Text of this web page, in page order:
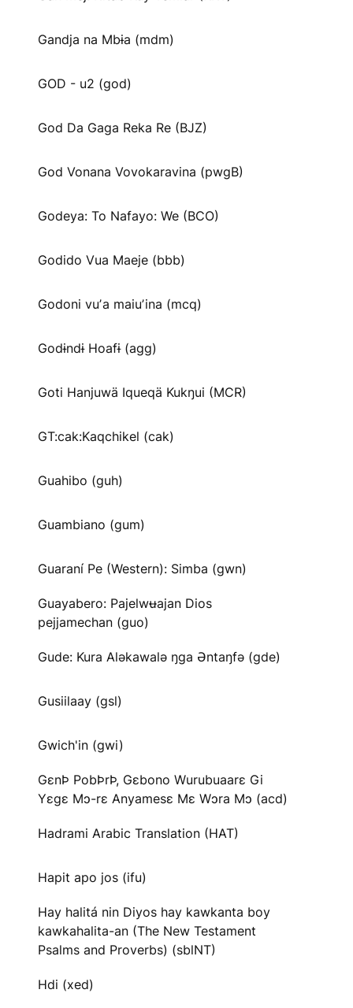
Gandja na Mbɨa (mdm)
GOD - u2 (god)
God Da Gaga Reka Re (BJZ)
God Vonana Vovokaravina (pwgB)
Godeya: To Nafayo: We (BCO)
Godido Vua Maeje (bbb)
Godoni vuʼa maiuʼina (mcq)
Godɨndɨ Hoafɨ (agg)
Goti Hanjuwä Iqueqä Kukŋui (MCR)
GT:cak:Kaqchikel (cak)
Guahibo (guh)
Guambiano (gum)
Guaraní Pe (Western): Simba (gwn)
Guayabero: Pajelwʉajan Dios
pejjamechan (guo)
Gude: Kura Aləkawalə ŋga Əntaŋfə (gde)
Gusiilaay (gsl)
Gwich'in (gwi)
GɛnÞ PobÞrÞ, Gɛbono Wurubuaarɛ Gi
Yɛgɛ Mɔ-rɛ Anyamesɛ Mɛ Wɔra Mɔ (acd)
Hadrami Arabic Translation (HAT)
Hapit apo jos (ifu)
Hay halitá nin Diyos hay kawkanta boy
kawkahalita-an (The New Testament
Psalms and Proverbs) (sblNT)
Hdi (xed)